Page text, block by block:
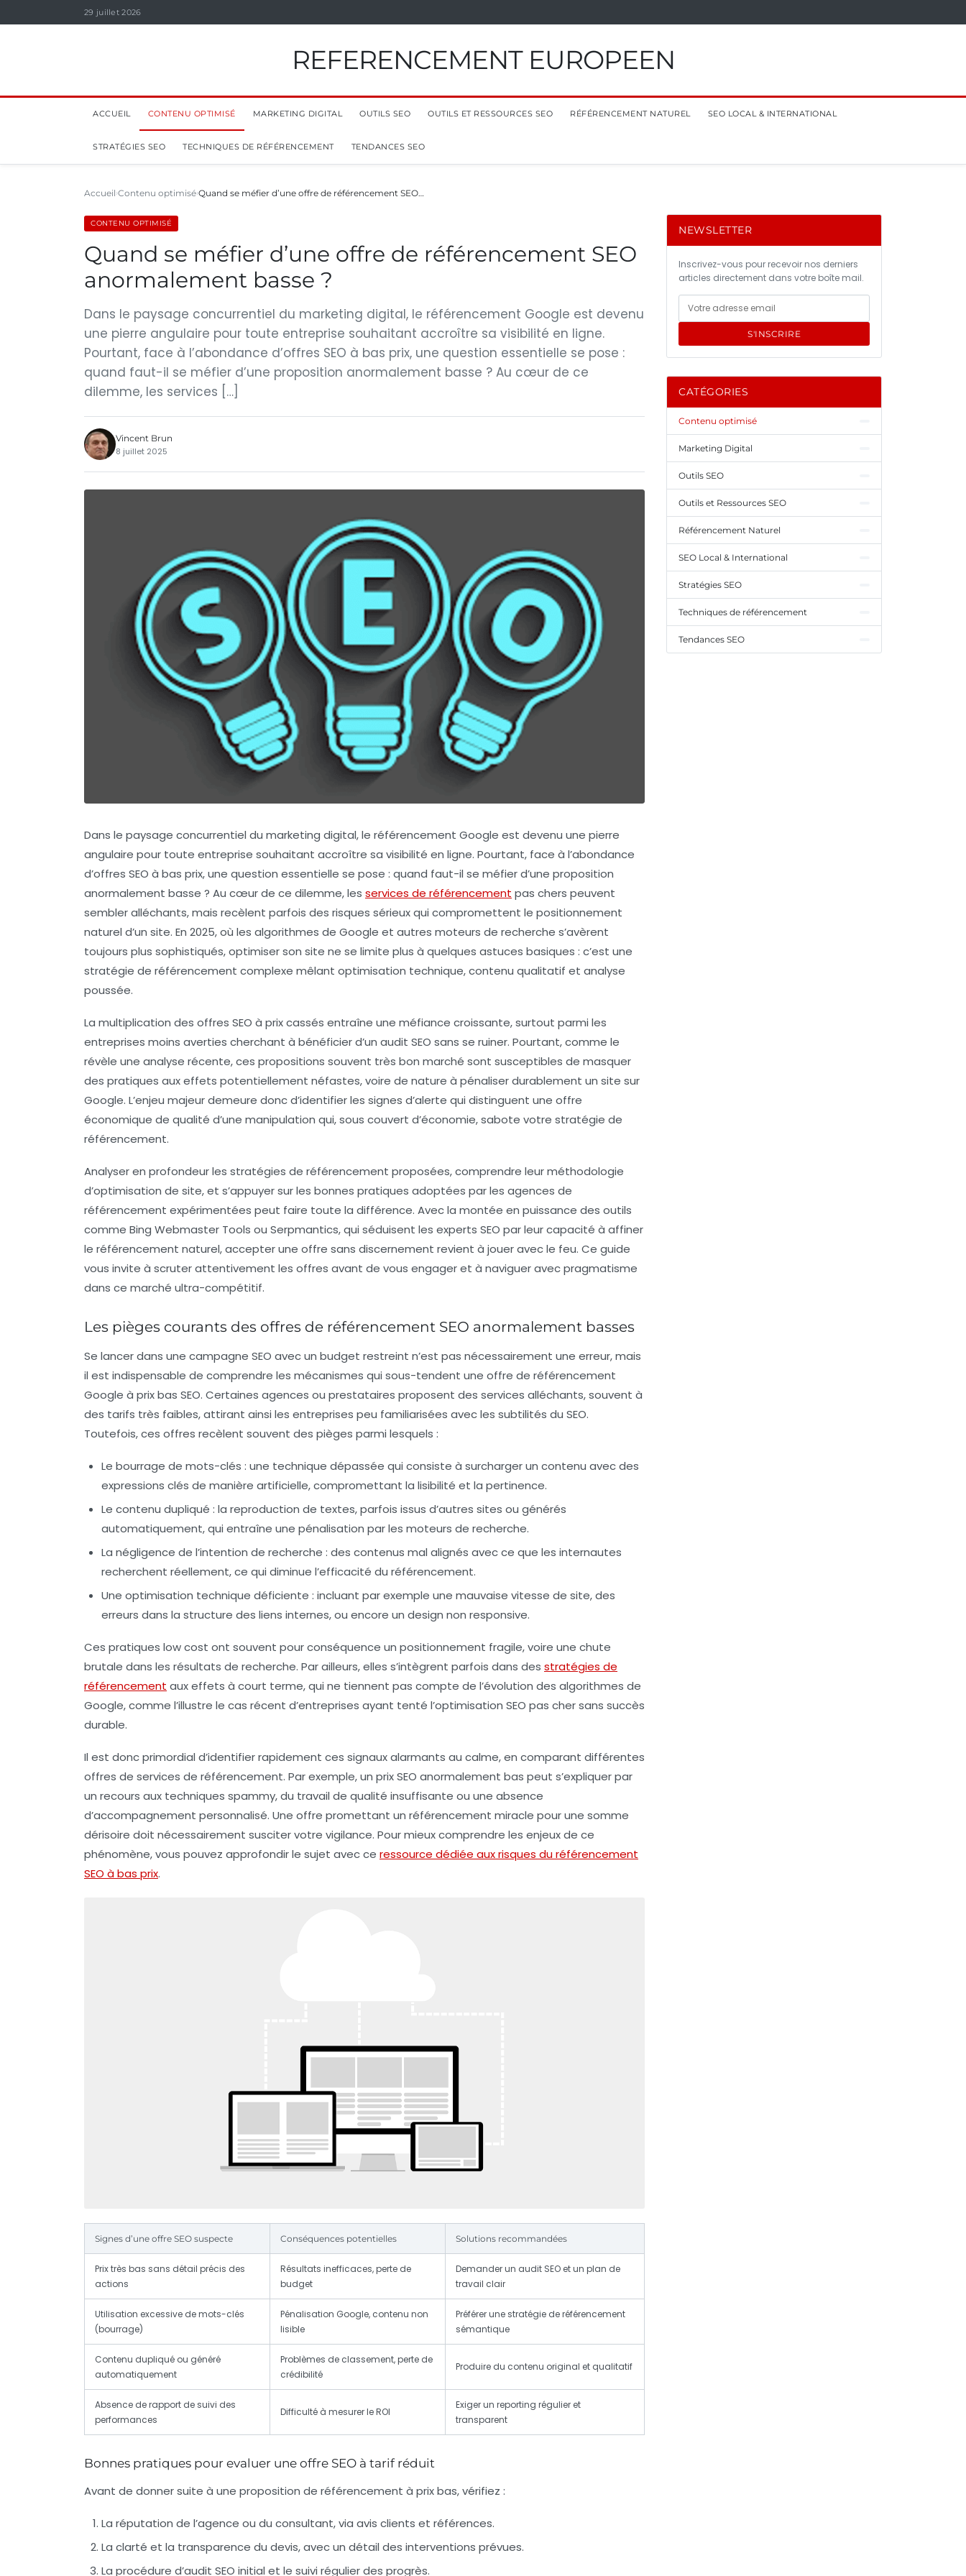
29 juillet 2026
REFERENCEMENT EUROPEEN
ACCUEIL CONTENU OPTIMISÉ MARKETING DIGITAL OUTILS SEO OUTILS ET RESSOURCES SEO RÉFÉRENCEMENT NATUREL SEO LOCAL & INTERNATIONAL
STRATÉGIES SEO TECHNIQUES DE RÉFÉRENCEMENT TENDANCES SEO
Accueil Contenu optimisé Quand se méfier d’une offre de référencement SEO…
CONTENU OPTIMISÉ
Quand se méfier d’une offre de référencement SEO
anormalement basse ?
Dans le paysage concurrentiel du marketing digital, le référencement Google est devenu
une pierre angulaire pour toute entreprise souhaitant accroître sa visibilité en ligne.
Pourtant, face à l’abondance d’offres SEO à bas prix, une question essentielle se pose :
quand faut-il se méfier d’une proposition anormalement basse ? Au cœur de ce
dilemme, les services […]
Vincent Brun
8 juillet 2025
Dans le paysage concurrentiel du marketing digital, le référencement Google est devenu une pierre
angulaire pour toute entreprise souhaitant accroître sa visibilité en ligne. Pourtant, face à l’abondance
d’offres SEO à bas prix, une question essentielle se pose : quand faut-il se méfier d’une proposition
anormalement basse ? Au cœur de ce dilemme, les services de référencement pas chers peuvent
sembler alléchants, mais recèlent parfois des risques sérieux qui compromettent le positionnement
naturel d’un site. En 2025, où les algorithmes de Google et autres moteurs de recherche s’avèrent
toujours plus sophistiqués, optimiser son site ne se limite plus à quelques astuces basiques : c’est une
stratégie de référencement complexe mêlant optimisation technique, contenu qualitatif et analyse
poussée.
La multiplication des offres SEO à prix cassés entraîne une méfiance croissante, surtout parmi les
entreprises moins averties cherchant à bénéficier d’un audit SEO sans se ruiner. Pourtant, comme le
révèle une analyse récente, ces propositions souvent très bon marché sont susceptibles de masquer
des pratiques aux effets potentiellement néfastes, voire de nature à pénaliser durablement un site sur
Google. L’enjeu majeur demeure donc d’identifier les signes d’alerte qui distinguent une offre
économique de qualité d’une manipulation qui, sous couvert d’économie, sabote votre stratégie de
référencement.
Analyser en profondeur les stratégies de référencement proposées, comprendre leur méthodologie
d’optimisation de site, et s’appuyer sur les bonnes pratiques adoptées par les agences de
référencement expérimentées peut faire toute la différence. Avec la montée en puissance des outils
comme Bing Webmaster Tools ou Serpmantics, qui séduisent les experts SEO par leur capacité à affiner
le référencement naturel, accepter une offre sans discernement revient à jouer avec le feu. Ce guide
vous invite à scruter attentivement les offres avant de vous engager et à naviguer avec pragmatisme
dans ce marché ultra-compétitif.
Les pièges courants des offres de référencement SEO anormalement basses
Se lancer dans une campagne SEO avec un budget restreint n’est pas nécessairement une erreur, mais
il est indispensable de comprendre les mécanismes qui sous-tendent une offre de référencement
Google à prix bas SEO. Certaines agences ou prestataires proposent des services alléchants, souvent à
des tarifs très faibles, attirant ainsi les entreprises peu familiarisées avec les subtilités du SEO.
Toutefois, ces offres recèlent souvent des pièges parmi lesquels :
Le bourrage de mots-clés : une technique dépassée qui consiste à surcharger un contenu avec des
expressions clés de manière artificielle, compromettant la lisibilité et la pertinence.
Le contenu dupliqué : la reproduction de textes, parfois issus d’autres sites ou générés
automatiquement, qui entraîne une pénalisation par les moteurs de recherche.
La négligence de l’intention de recherche : des contenus mal alignés avec ce que les internautes
recherchent réellement, ce qui diminue l’efficacité du référencement.
Une optimisation technique déficiente : incluant par exemple une mauvaise vitesse de site, des
erreurs dans la structure des liens internes, ou encore un design non responsive.
Ces pratiques low cost ont souvent pour conséquence un positionnement fragile, voire une chute
brutale dans les résultats de recherche. Par ailleurs, elles s’intègrent parfois dans des stratégies de
référencement aux effets à court terme, qui ne tiennent pas compte de l’évolution des algorithmes de
Google, comme l’illustre le cas récent d’entreprises ayant tenté l’optimisation SEO pas cher sans succès
durable.
Il est donc primordial d’identifier rapidement ces signaux alarmants au calme, en comparant différentes
offres de services de référencement. Par exemple, un prix SEO anormalement bas peut s’expliquer par
un recours aux techniques spammy, du travail de qualité insuffisante ou une absence
d’accompagnement personnalisé. Une offre promettant un référencement miracle pour une somme
dérisoire doit nécessairement susciter votre vigilance. Pour mieux comprendre les enjeux de ce
phénomène, vous pouvez approfondir le sujet avec ce ressource dédiée aux risques du référencement
SEO à bas prix.
Signes d’une offre SEO suspecte Conséquences potentielles Solutions recommandées
Prix très bas sans détail précis des
actions
Résultats inefficaces, perte de
budget
Demander un audit SEO et un plan de
travail clair
Utilisation excessive de mots-clés
(bourrage)
Pénalisation Google, contenu non
lisible
Préférer une stratégie de référencement
sémantique
Contenu dupliqué ou généré
automatiquement
Problèmes de classement, perte de
crédibilité
Produire du contenu original et qualitatif
Absence de rapport de suivi des
performances
Difficulté à mesurer le ROI
Exiger un reporting régulier et
transparent
Bonnes pratiques pour evaluer une offre SEO à tarif réduit
Avant de donner suite à une proposition de référencement à prix bas, vérifiez :
La réputation de l’agence ou du consultant, via avis clients et références.
La clarté et la transparence du devis, avec un détail des interventions prévues.
La procédure d’audit SEO initial et le suivi régulier des progrès.
NEWSLETTER
Inscrivez-vous pour recevoir nos derniers
articles directement dans votre boîte mail.
S'INSCRIRE
CATÉGORIES
Contenu optimisé
Marketing Digital
Outils SEO
Outils et Ressources SEO
Référencement Naturel
SEO Local & International
Stratégies SEO
Techniques de référencement
Tendances SEO